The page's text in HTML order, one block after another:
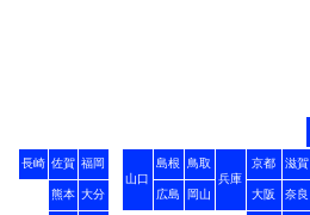
長崎 佐賀 福岡
山口
島根
鳥取
兵庫
京都 滋賀
熊本 大分 広島 岡山 大阪 奈良